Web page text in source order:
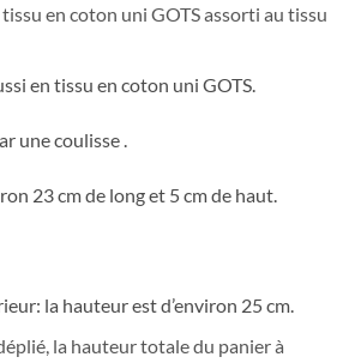
en coton uni GOTS assorti au tissu
en tissu en coton uni GOTS.
une coulisse .
23 cm de long et 5 cm de haut.
la hauteur est d’environ 25 cm.
la hauteur totale du panier à